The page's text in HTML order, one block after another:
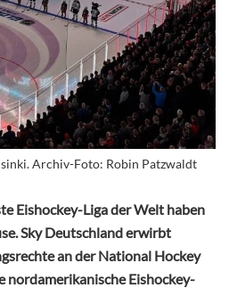
Archiv-Foto: Robin Patzwaldt
Eishockey-Liga der Welt haben
Sky Deutschland erwirbt
an der National Hockey
nordamerikanische Eishockey-